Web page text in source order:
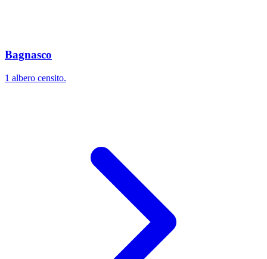
Bagnasco
1 albero censito.